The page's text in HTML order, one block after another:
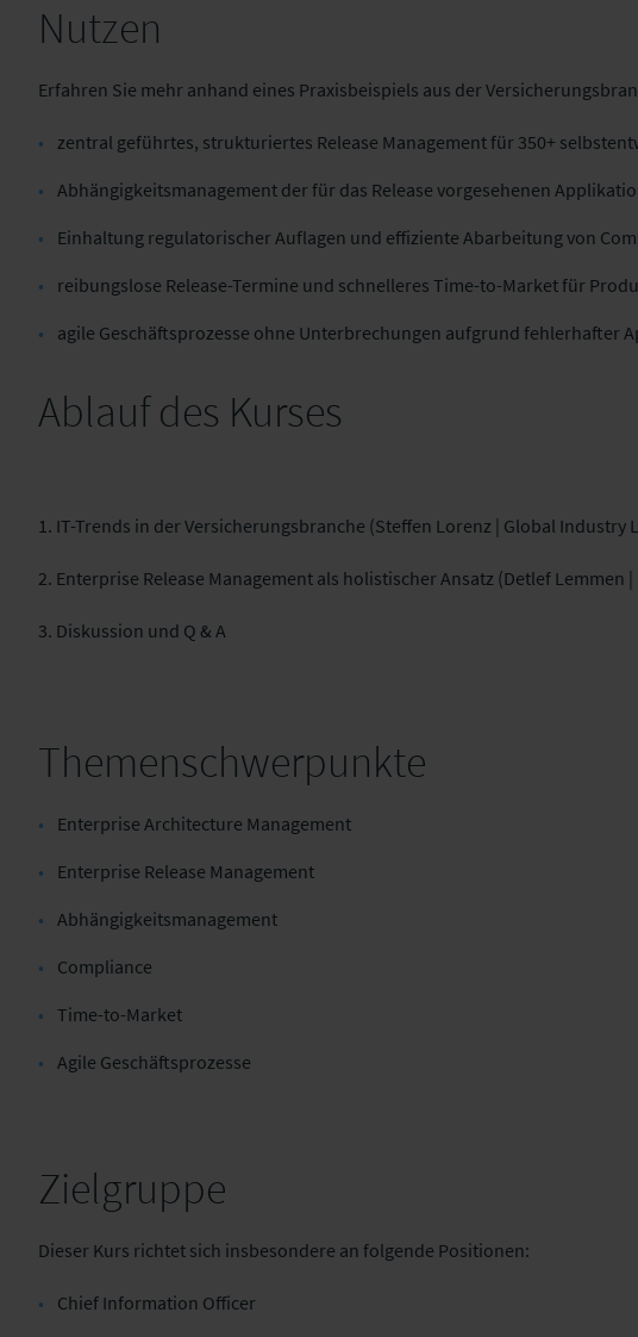
Nutzen
Erfahren Sie mehr anhand eines Praxisbeispiels aus der
zentral geführtes, strukturiertes Release Management für 350+
Abhängigkeitsmanagement der für das Release vorgesehenen
Einhaltung regulatorischer Auflagen und effiziente Abarbeitung von
reibungslose Release-Termine und schnelleres Time-to-Market für
agile Geschäftsprozesse ohne Unterbrechungen aufgrund fehlerhafter
Ablauf des Kurses
1. IT-Trends in der Versicherungsbranche (Steffen Lorenz | Global Industry
2. Enterprise Release Management als holistischer Ansatz (Detlef Lemmen
3. Diskussion und Q & A
Themenschwerpunkte
Enterprise Architecture Management
Enterprise Release Management
Abhängigkeitsmanagement
Compliance
Time-to-Market
Agile Geschäftsprozesse
Zielgruppe
Dieser Kurs richtet sich insbesondere an folgende Positionen:
Chief Information Officer